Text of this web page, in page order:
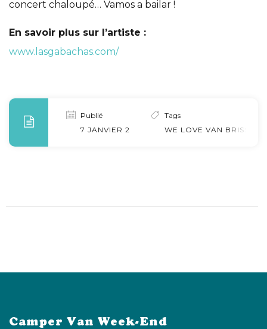
concert chaloupé… Vamos a bailar !
En savoir plus sur l’artiste :
www.lasgabachas.com/
Publié
7 JANVIER 2025
Tags
WE LOVE VAN BRISSAC
Camper Van Week-End